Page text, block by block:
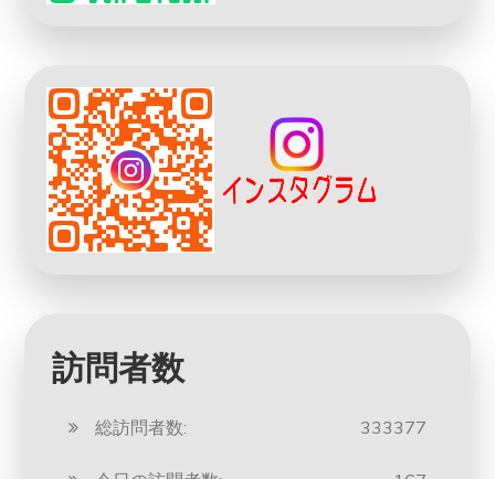
訪問者数
333377
総訪問者数: